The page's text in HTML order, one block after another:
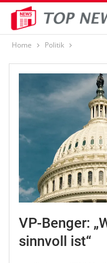
Home Politik
VP-Benger:
sinnvoll ist“